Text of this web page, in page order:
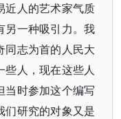
近人的艺术家气质
另一种吸引力。我
同志为首的人民大
人，现在这些人
当时参加这个编写
们研究的对象又是